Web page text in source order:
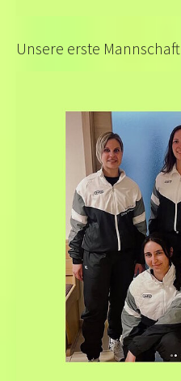
Unsere erste Mannschaft